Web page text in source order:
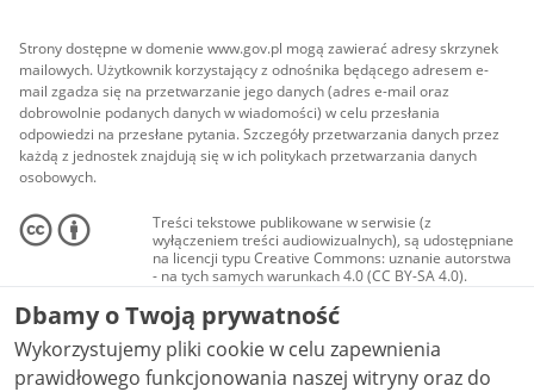
Strony dostępne w domenie www.gov.pl mogą zawierać adresy skrzynek
mailowych. Użytkownik korzystający z odnośnika będącego adresem e-
mail zgadza się na przetwarzanie jego danych (adres e-mail oraz
dobrowolnie podanych danych w wiadomości) w celu przesłania
odpowiedzi na przesłane pytania. Szczegóły przetwarzania danych przez
każdą z jednostek znajdują się w ich politykach przetwarzania danych
osobowych.
Treści tekstowe publikowane w serwisie (z
wyłączeniem treści audiowizualnych), są udostępniane
na licencji typu Creative Commons: uznanie autorstwa
- na tych samych warunkach 4.0 (CC BY-SA 4.0).
Materiały audiowizualne, w tym zdjęcia, materiały
audio i wideo, są udostępniane na licencji typu
Creative Commons: uznanie autorstwa użycie
niekomercyjne - bez utworów zależnych 4.0 (CC BY-
NC-ND 4.0), o ile nie jest to stwierdzone inaczej.
Dbamy o Twoją prywatność
Wykorzystujemy pliki cookie w celu zapewnienia
prawidłowego funkcjonowania naszej witryny oraz do